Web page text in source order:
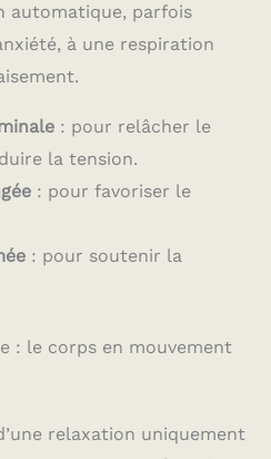
automatique, parfois
à une respiration
: pour relâcher le
la tension.
: pour favoriser le
: pour soutenir la
: le corps en mouvement
relaxation uniquement